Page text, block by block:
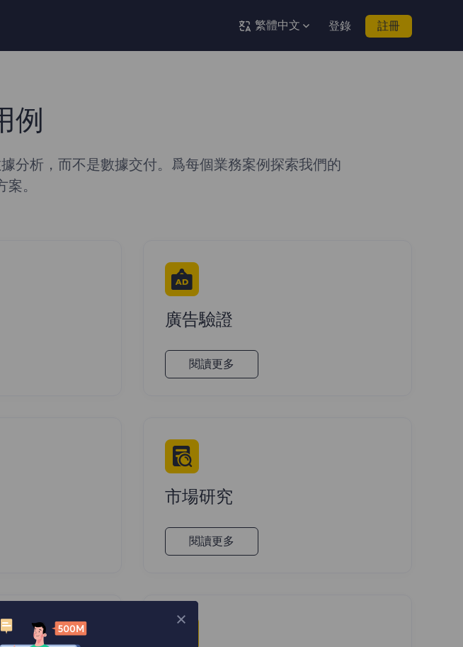
繁體中文 登錄 註冊
例
分析，而不是數據交付。爲每個業務案例探索我們的
案。
廣告驗證
閱讀更多
市場研究
閱讀更多